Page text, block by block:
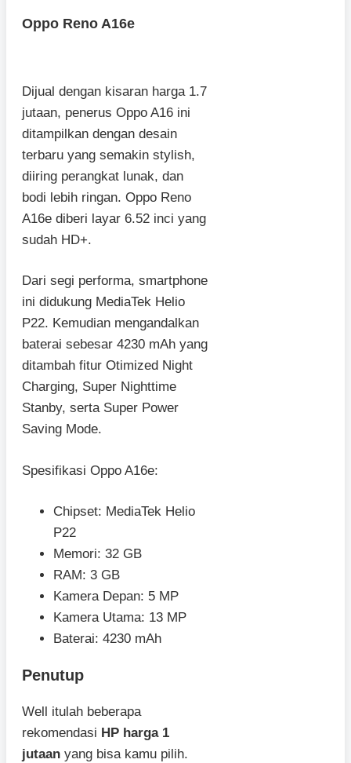
Oppo Reno A16e
Dijual dengan kisaran harga 1.7
jutaan, penerus Oppo A16 ini
ditampilkan dengan desain
terbaru yang semakin stylish,
diiring perangkat lunak, dan
bodi lebih ringan. Oppo Reno
A16e diberi layar 6.52 inci yang
sudah HD+.
Dari segi performa, smartphone
ini didukung MediaTek Helio
P22. Kemudian mengandalkan
baterai sebesar 4230 mAh yang
ditambah fitur Otimized Night
Charging, Super Nighttime
Stanby, serta Super Power
Saving Mode.
Spesifikasi Oppo A16e:
Chipset: MediaTek Helio
P22
Memori: 32 GB
RAM: 3 GB
Kamera Depan: 5 MP
Kamera Utama: 13 MP
Baterai: 4230 mAh
Penutup
Well itulah beberapa
rekomendasi HP harga 1
jutaan yang bisa kamu pilih.